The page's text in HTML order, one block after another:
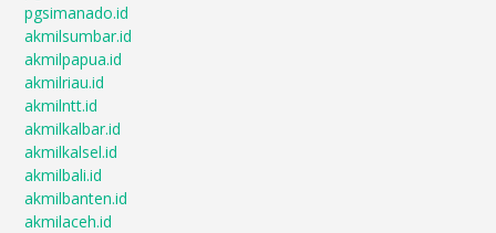
pgsimanado.id
akmilsumbar.id
akmilpapua.id
akmilriau.id
akmilntt.id
akmilkalbar.id
akmilkalsel.id
akmilbali.id
akmilbanten.id
akmilaceh.id